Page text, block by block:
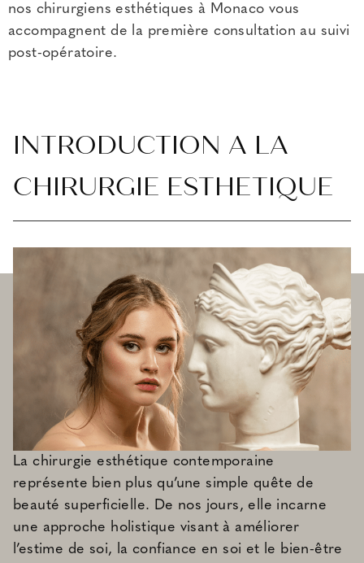
nos chirurgiens esthétiques à Monaco vous
accompagnent de la première consultation au suivi
post-opératoire.
INTRODUCTION A LA
CHIRURGIE ESTHETIQUE
La chirurgie esthétique contemporaine
représente bien plus qu’une simple quête de
beauté superficielle. De nos jours, elle incarne
une approche holistique visant à améliorer
l’estime de soi, la confiance en soi et le bien-être